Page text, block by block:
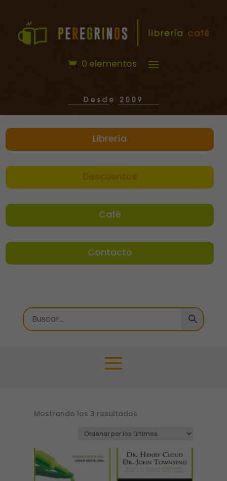
0 elementos
Librería
Descuentos
Café
Contacto
Mostrando los 3 resultados
los